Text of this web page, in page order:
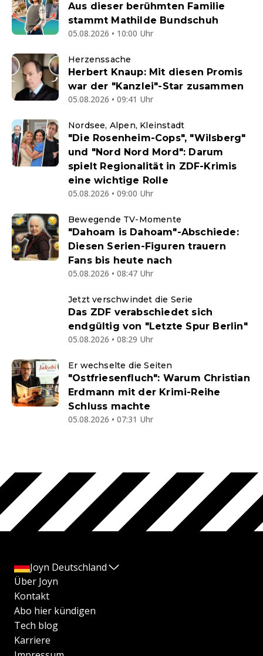
Aus dieser berühmten Familie
stammt Mathilde Bundschuh
05.08.2026 • 10:00 Uhr
Herzenssache
Herbert Knaup: Mit diesen Promis
war der "Kanzlei"-Star zusammen
05.08.2026 • 09:41 Uhr
Nordsee, Alpen, Kleinstadt
"Die Rosenheim-Cops", "Wilsberg"
und "Nord Nord Mord": Darum
spielt Regionalität in ZDF-Krimis
eine wichtige Rolle
05.08.2026 • 09:00 Uhr
Bewegende TV-Momente
"Dahoam is Dahoam"-Abschiede:
Diesen Serien-Figuren trauern
Fans bis heute nach
05.08.2026 • 08:47 Uhr
Jetzt verschwindet die Serie
Das ZDF verabschiedet sich
endgültig von "Letzte Spur Berlin"
05.08.2026 • 08:29 Uhr
Er wechselte die Seiten
"Ostfriesenfluch": Warum Christian
Erdmann mit der Krimi-Reihe
Schluss machte
05.08.2026 • 07:31 Uhr
Joyn Deutschland
Über Joyn
Kontakt
Abo hier kündigen
Tech blog
Karriere